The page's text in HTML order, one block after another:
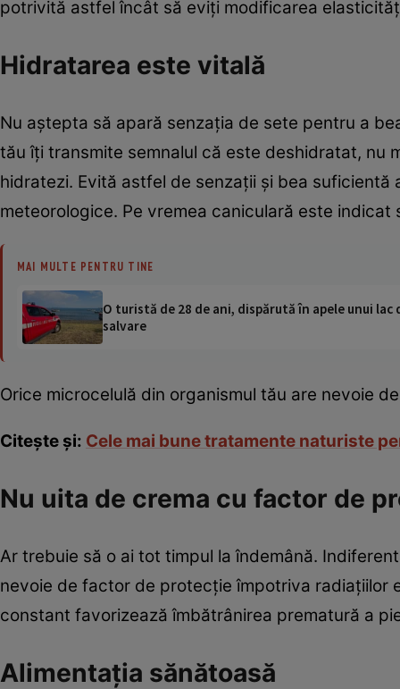
potrivită astfel încât să eviţi modificarea
Hidratarea este vitală
Nu aştepta să apară senzaţia de sete pentru a
tău îţi transmite semnalul că este deshidratat, nu
hidratezi. Evită astfel de senzaţii şi bea
meteorologice. Pe vremea caniculară este indicat
MAI MULTE PENTRU TINE
O turistă de 28 de ani, dispărută în apele unui
salvare
Orice microcelulă din organismul tău are nevoie
Citeşte şi: Cele mai bune tratamente naturiste
Nu uita de crema cu factor de
Ar trebuie să o ai tot timpul la îndemână.
nevoie de factor de protecţie împotriva radiaţiilor
constant favorizează îmbătrânirea prematură a
Alimentaţia sănătoasă